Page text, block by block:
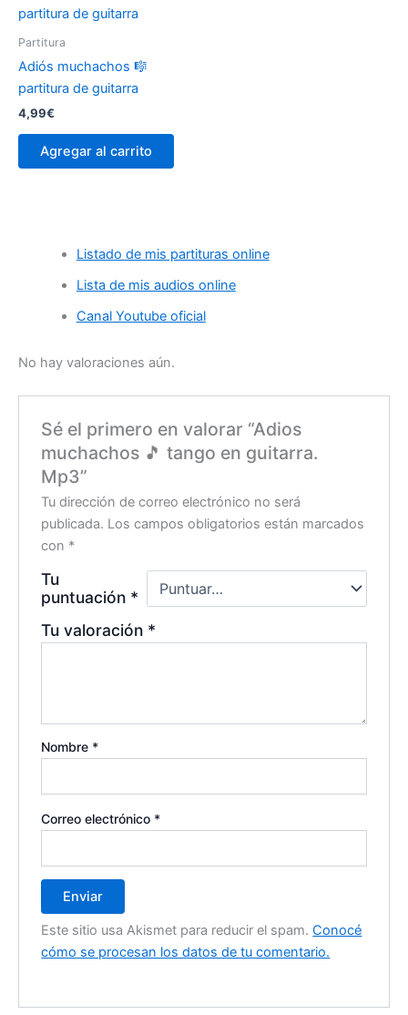
Partitura
Adiós muchachos 🎼
partitura de guitarra
4,99€
Agregar al carrito
Listado de mis partituras online
Lista de mis audios online
Canal Youtube oficial
No hay valoraciones aún.
Sé el primero en valorar “Adios
muchachos 🎵 tango en guitarra.
Mp3”
Tu dirección de correo electrónico no será
publicada. Los campos obligatorios están marcados
con *
Tu
puntuación *
Tu valoración *
Nombre *
Correo electrónico *
Este sitio usa Akismet para reducir el spam.Conocé
cómo se procesan los datos de tu comentario.